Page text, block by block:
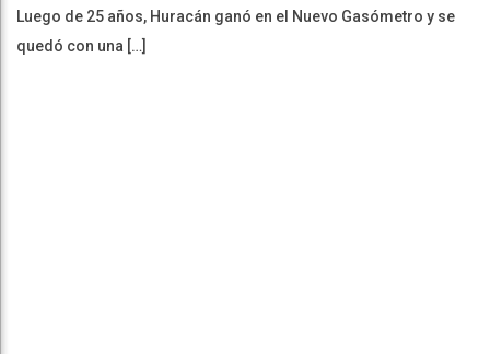
Luego de 25 años, Huracán ganó en el Nuevo Gasómetro y se
quedó con una […]